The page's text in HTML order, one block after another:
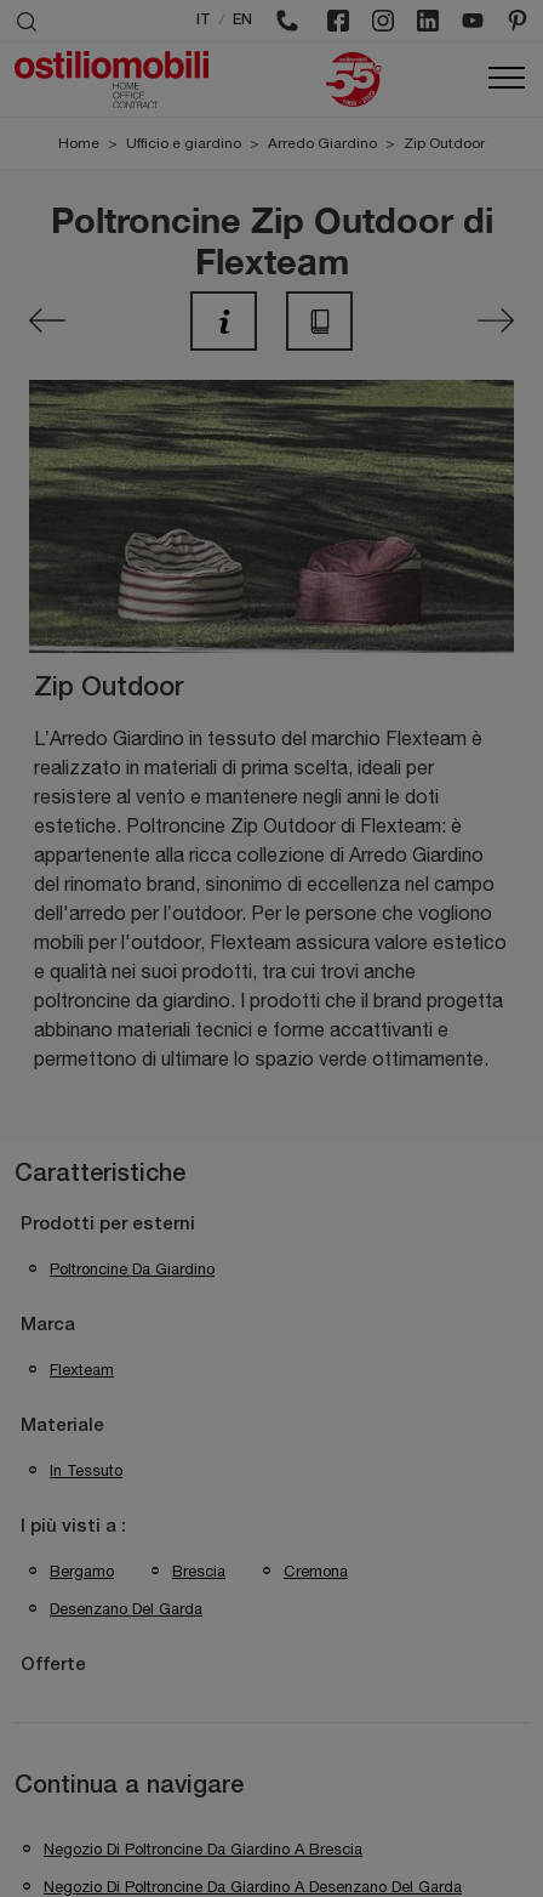
/ EN
Home > Ufficio e giardino > Arredo Giardino > Zip Outdoor
Poltroncine Zip Outdoor di
Flexteam
Zip Outdoor
L’Arredo Giardino in tessuto del marchio Flexteam è
realizzato in materiali di prima scelta, ideali per
resistere al vento e mantenere negli anni le doti
estetiche. Poltroncine Zip Outdoor di Flexteam: è
appartenente alla ricca collezione di Arredo Giardino
del rinomato brand, sinonimo di eccellenza nel campo
dell'arredo per l’outdoor. Per le persone che vogliono
mobili per l'outdoor, Flexteam assicura valore estetico
e qualità nei suoi prodotti, tra cui trovi anche
poltroncine da giardino. I prodotti che il brand progetta
abbinano materiali tecnici e forme accattivanti e
permettono di ultimare lo spazio verde ottimamente.
Caratteristiche
Prodotti per esterni
Poltroncine Da Giardino
Marca
Flexteam
Materiale
In Tessuto
I più visti a :
Bergamo Brescia Cremona
Desenzano Del Garda
Offerte
Continua a navigare
Negozio Di Poltroncine Da Giardino A Brescia
Negozio Di Poltroncine Da Giardino A Desenzano Del Garda